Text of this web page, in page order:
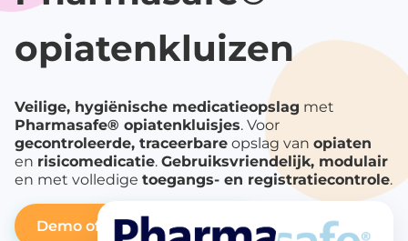
opiatenkluizen
Veilige, hygiënische medicatieopslag met
Pharmasafe® opiatenkluisjes. Voor
gecontroleerde, traceerbare opslag van opiaten
en risicomedicatie. Gebruiksvriendelijk, modulair
en met volledige toegangs- en registratiecontrole.
Demo of offerte aanvragen